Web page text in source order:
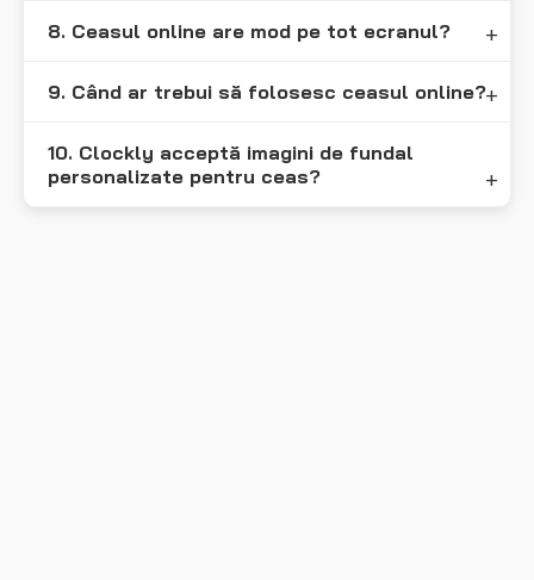
8. Ceasul online are mod pe tot ecranul?
9. Când ar trebui să folosesc ceasul online?
10. Clockly acceptă imagini de fundal
personalizate pentru ceas?